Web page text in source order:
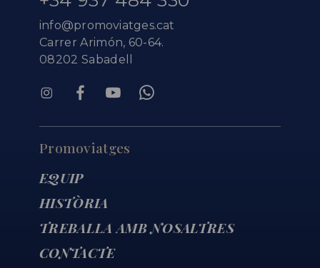
info@promoviatges.cat
Carrer Arimón, 60-64.
08202 Sabadell
Promoviatges
EQUIP
HISTÒRIA
TREBALLA AMB NOSALTRES
CONTACTE